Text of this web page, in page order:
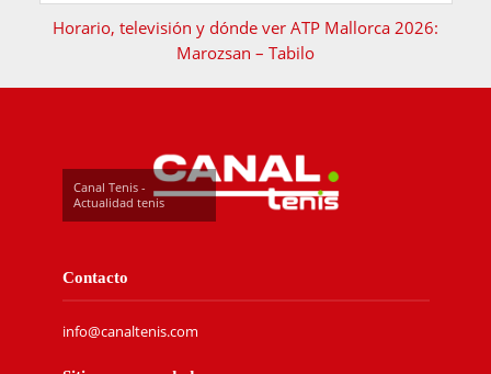
Horario, televisión y dónde ver ATP Mallorca 2026:
Marozsan – Tabilo
Canal Tenis -
Actualidad tenis
Contacto
info@canaltenis.com